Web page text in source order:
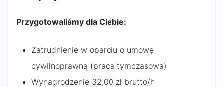
Przygotowaliśmy dla Ciebie:
Zatrudnienie w oparciu o umowę
cywilnoprawną (praca tymczasowa)
Wynagrodzenie 32,00 zł brutto/h